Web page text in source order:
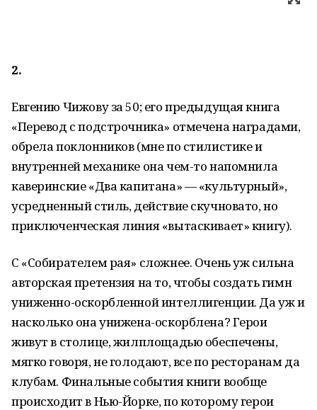
2.
Евгению Чижову за 50; его предыдущая книга
«Перевод с подстрочника» отмечена наградами,
обрела поклонников (мне по стилистике и
внутренней механике она чем-то напомнила
каверинские «Два капитана» — «культурный»,
усредненный стиль, действие скучновато, но
приключенческая линия «вытаскивает» книгу).
С «Собирателем рая» сложнее. Очень уж сильна
авторская претензия на то, чтобы создать гимн
униженно-оскорбленной интеллигенции. Да уж и
насколько она унижена-оскорблена? Герои
живут в столице, жилплощадью обеспечены,
мягко говоря, не голодают, все по ресторанам да
клубам. Финальные события книги вообще
происходит в Нью-Йорке, по которому герои